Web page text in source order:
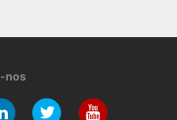
nos